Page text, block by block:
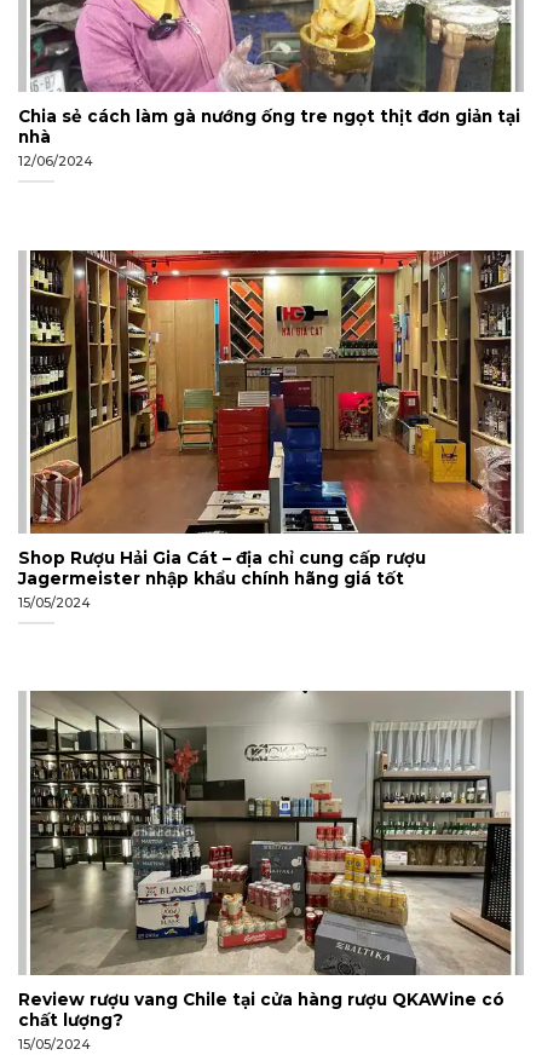
Chia sẻ cách làm gà nướng ống tre ngọt thịt đơn giản tại
nhà
12/06/2024
Shop Rượu Hải Gia Cát – địa chỉ cung cấp rượu
Jagermeister nhập khẩu chính hãng giá tốt
15/05/2024
Review rượu vang Chile tại cửa hàng rượu QKAWine có
chất lượng?
15/05/2024